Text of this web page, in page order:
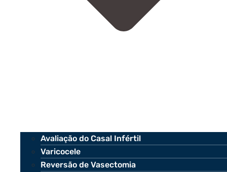
Avaliação do Casal Infértil
Varicocele
Reversão de Vasectomia